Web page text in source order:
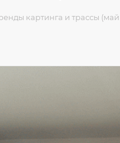
картинга и трассы (май